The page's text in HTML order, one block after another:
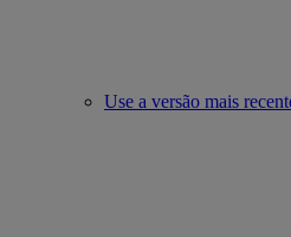
Use a versão mais